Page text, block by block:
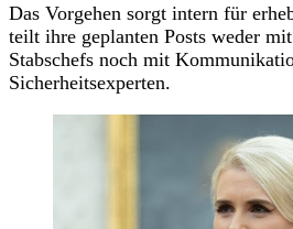
Das Vorgehen sorgt intern für
teilt ihre geplanten Posts weder
Stabschefs noch mit
Sicherheitsexperten.